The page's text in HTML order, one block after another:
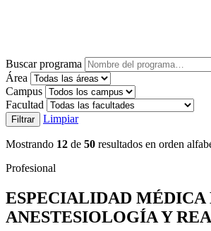
Buscar programa
Área
Campus
Facultad
Filtrar Limpiar
Mostrando 12 de 50 resultados en orden
Profesional
ESPECIALIDAD MÉDICA
ANESTESIOLOGÍA Y